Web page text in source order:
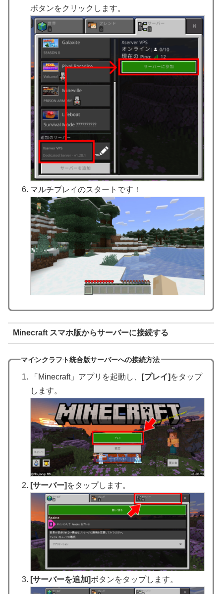
ボタンをクリックします。
マルチプレイのスタートです！
Minecraft スマホ版からサーバーに接続する
マインクラフト統合版サーバーへの接続方法
「Minecraft」アプリを起動し、 [プレイ] をタップ
します。
[サーバー] をタップします。
[サーバーを追加]ボタンをタップします。